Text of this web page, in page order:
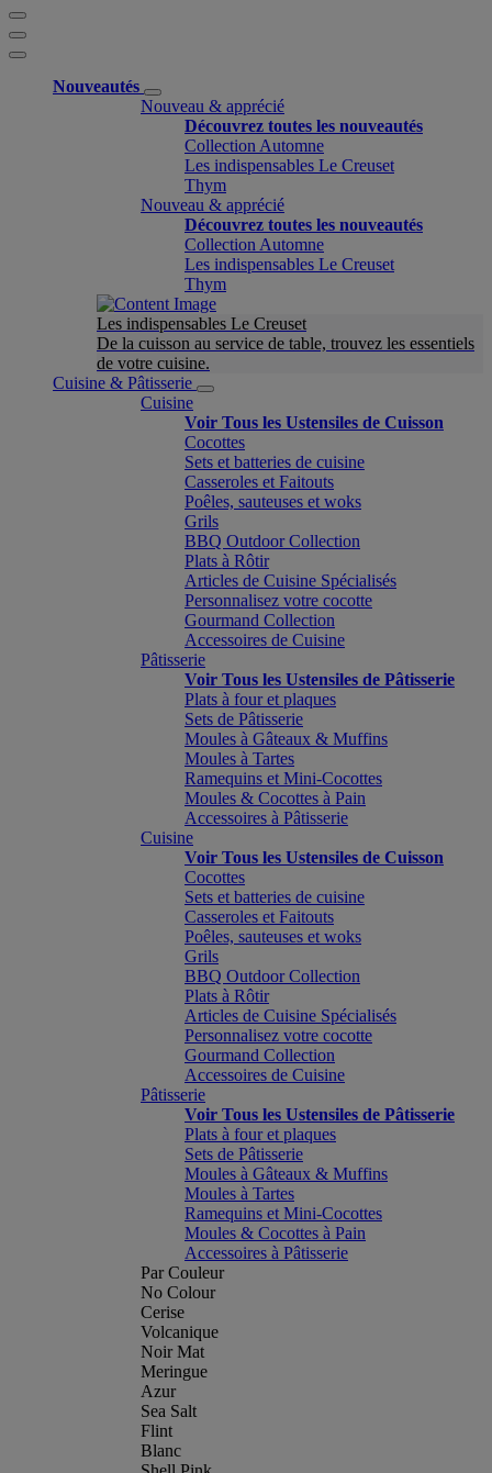
Nouveautés
Nouveau & apprécié
Découvrez toutes les nouveautés
Collection Automne
Les indispensables Le Creuset
Thym
Nouveau & apprécié
Découvrez toutes les nouveautés
Collection Automne
Les indispensables Le Creuset
Thym
Les indispensables Le Creuset
De la cuisson au service de table, trouvez les essentiels
de votre cuisine.
Cuisine & Pâtisserie
Cuisine
Voir Tous les Ustensiles de Cuisson
Cocottes
Sets et batteries de cuisine
Casseroles et Faitouts
Poêles, sauteuses et woks
Grils
BBQ Outdoor Collection
Plats à Rôtir
Articles de Cuisine Spécialisés
Personnalisez votre cocotte
Gourmand Collection
Accessoires de Cuisine
Pâtisserie
Voir Tous les Ustensiles de Pâtisserie
Plats à four et plaques
Sets de Pâtisserie
Moules à Gâteaux & Muffins
Moules à Tartes
Ramequins et Mini-Cocottes
Moules & Cocottes à Pain
Accessoires à Pâtisserie
Cuisine
Voir Tous les Ustensiles de Cuisson
Cocottes
Sets et batteries de cuisine
Casseroles et Faitouts
Poêles, sauteuses et woks
Grils
BBQ Outdoor Collection
Plats à Rôtir
Articles de Cuisine Spécialisés
Personnalisez votre cocotte
Gourmand Collection
Accessoires de Cuisine
Pâtisserie
Voir Tous les Ustensiles de Pâtisserie
Plats à four et plaques
Sets de Pâtisserie
Moules à Gâteaux & Muffins
Moules à Tartes
Ramequins et Mini-Cocottes
Moules & Cocottes à Pain
Accessoires à Pâtisserie
Par Couleur
No Colour
Cerise
Volcanique
Noir Mat
Meringue
Azur
Sea Salt
Flint
Blanc